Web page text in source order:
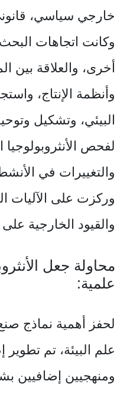
خارجي سياسي،
وكانت اتجاهات
أخرى، والعلاقة بين
وأنظمة الإنتاج،
البيئي، وتشكيل
لفحص الأنثروبولوجيا
والتغييرات في
وركزت على الآليات
والقيود الخارجية
محاولة جعل
علمية:
لحفز أهمية نماذج
علم البيئة، تم
ومنهجيين إضافيين